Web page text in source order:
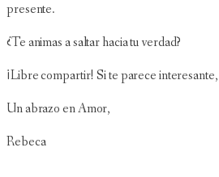
presente.
¿Te animas a saltar hacia tu verdad?
¡Libre compartir! Si te parece
Un abrazo en Amor,
Rebeca